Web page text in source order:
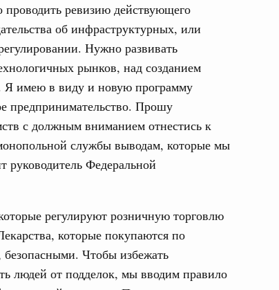
ревизию действующего
об инфраструктурных, или
Нужно развивать
рынков, над созданием
Я имею в виду и новую программу
предпринимательство. Прошу
с должным вниманием отнестись к
службы выводам, которые мы
руководитель Федеральной
регулируют розничную торговлю
которые покупаются по
Чтобы избежать
людей от подделок, мы вводим правило